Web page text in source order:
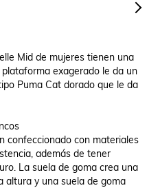
Mid de mujeres tienen una
exagerado le da un
Puma Cat dorado que le da
confeccionado con materiales
además de tener
La suela de goma crea una
altura y una suela de goma